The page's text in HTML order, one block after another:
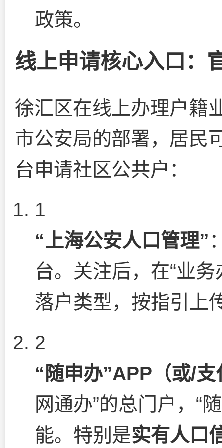
政策。
线上申请核心入口：
徐汇区在线上办理户籍
市公安局的部署，居民
台申请社区公共户：
1
“上海公安人口管理”
台。关注后，在“业
落户类型，按指引上
2
“随申办”APP（或/
网通办”的总门户，“
能。特别是实有人口